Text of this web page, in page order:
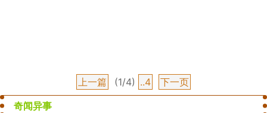
上一篇 (1/4) ..4
下一页
奇闻异事